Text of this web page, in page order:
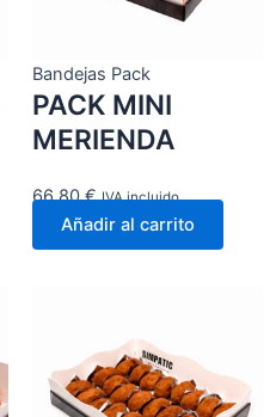
Bandejas Pack
PACK MINI
MERIENDA
66,80€ IVA incluido
Añadir al carrito